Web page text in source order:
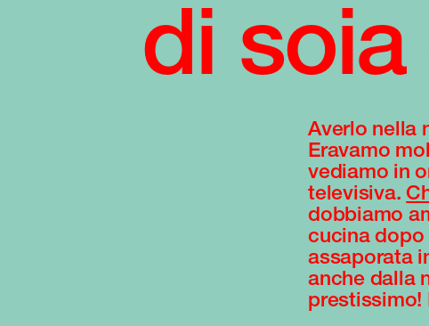
di
Averlo nella
Eravamo
vediamo in
televisiva.
dobbiamo
cucina dopo
assaporata
anche dalla
prestissimo!